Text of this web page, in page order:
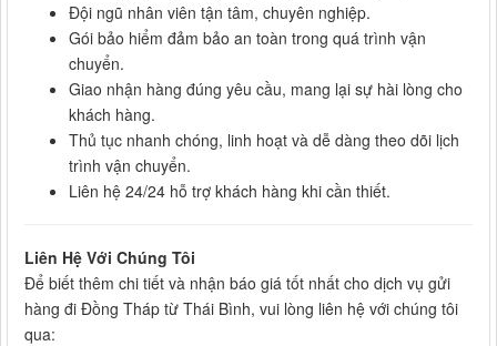
Đội ngũ nhân viên tận tâm, chuyên nghiệp.
Gói bảo hiểm đảm bảo an toàn trong quá trình vận
chuyển.
Giao nhận hàng đúng yêu cầu, mang lại sự hài lòng cho
khách hàng.
Thủ tục nhanh chóng, linh hoạt và dễ dàng theo dõi lịch
trình vận chuyển.
Liên hệ 24/24 hỗ trợ khách hàng khi cần thiết.
Liên Hệ Với Chúng Tôi
Để biết thêm chi tiết và nhận báo giá tốt nhất cho dịch vụ gửi
hàng đi Đồng Tháp từ Thái Bình, vui lòng liên hệ với chúng tôi
qua: